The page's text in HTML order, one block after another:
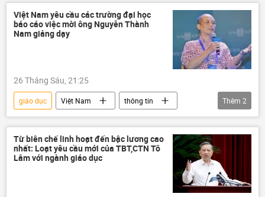
công nghệ
đào tạo
Bộ Giáo dục và Đào Tạo
nhân sự
Việt Nam yêu cầu các trường đại học
báo cáo việc mời ông Nguyễn Thành
Nam giảng dạy
26 Tháng Sáu, 21:25
giáo dục Việt Nam
thông tin
Xã hội
Bộ Giáo dục và Đào Tạo
Thêm 2
Từ biên chế linh hoạt đến bậc lương cao
nhất: Loạt yêu cầu mới của TBT,CTN Tô
Lâm với ngành giáo dục